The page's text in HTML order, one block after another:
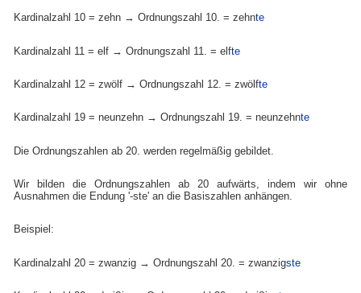
Kardinalzahl 10 = zehn → Ordnungszahl 10. = zehnte
Kardinalzahl 11 = elf → Ordnungszahl 11. = elfte
Kardinalzahl 12 = zwölf → Ordnungszahl 12. = zwölfte
Kardinalzahl 19 = neunzehn → Ordnungszahl 19. = neunzehnte
Die Ordnungszahlen ab 20. werden regelmäßig gebildet.
Wir bilden die Ordnungszahlen ab 20 aufwärts, indem wir ohne
Ausnahmen die Endung '-ste' an die Basiszahlen anhängen.
Beispiel:
Kardinalzahl 20 = zwanzig → Ordnungszahl 20. = zwanzigste